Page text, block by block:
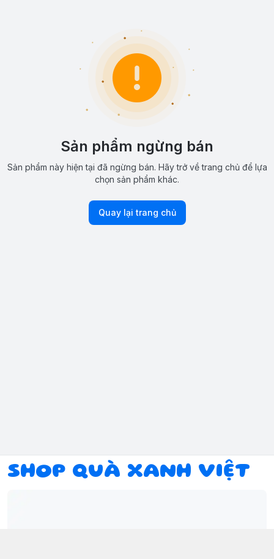
Sản phẩm ngừng bán
Sản phẩm này hiện tại đã ngừng bán. Hãy trở về trang chủ để lựa
chọn sản phẩm khác.
Quay lại trang chủ
SHOP QUÀ XANH VIỆT